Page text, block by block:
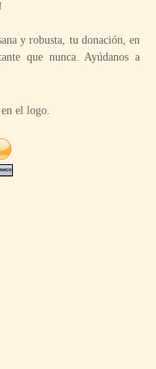
y robusta, tu donación, en
que nunca. Ayúdanos a
el logo.